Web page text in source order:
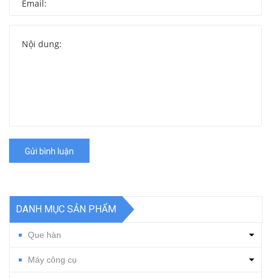
Gửi bình luận
DANH MỤC SẢN PHẨM
Que hàn
Máy công cụ